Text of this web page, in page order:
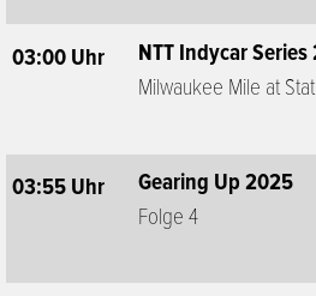
03:00 Uhr
NTT Indycar
Milwaukee Mile at
03:55 Uhr
Gearing Up 2025
Folge 4